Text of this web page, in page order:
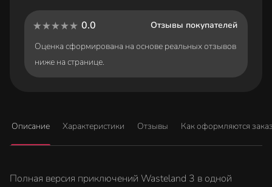
0.0
Отзывы покупателей
Оценка сформирована на основе реальных отзывов
ниже на странице.
Описание Характеристики Отзывы Как оформляются
Полная версия приключений Wasteland 3 в одной